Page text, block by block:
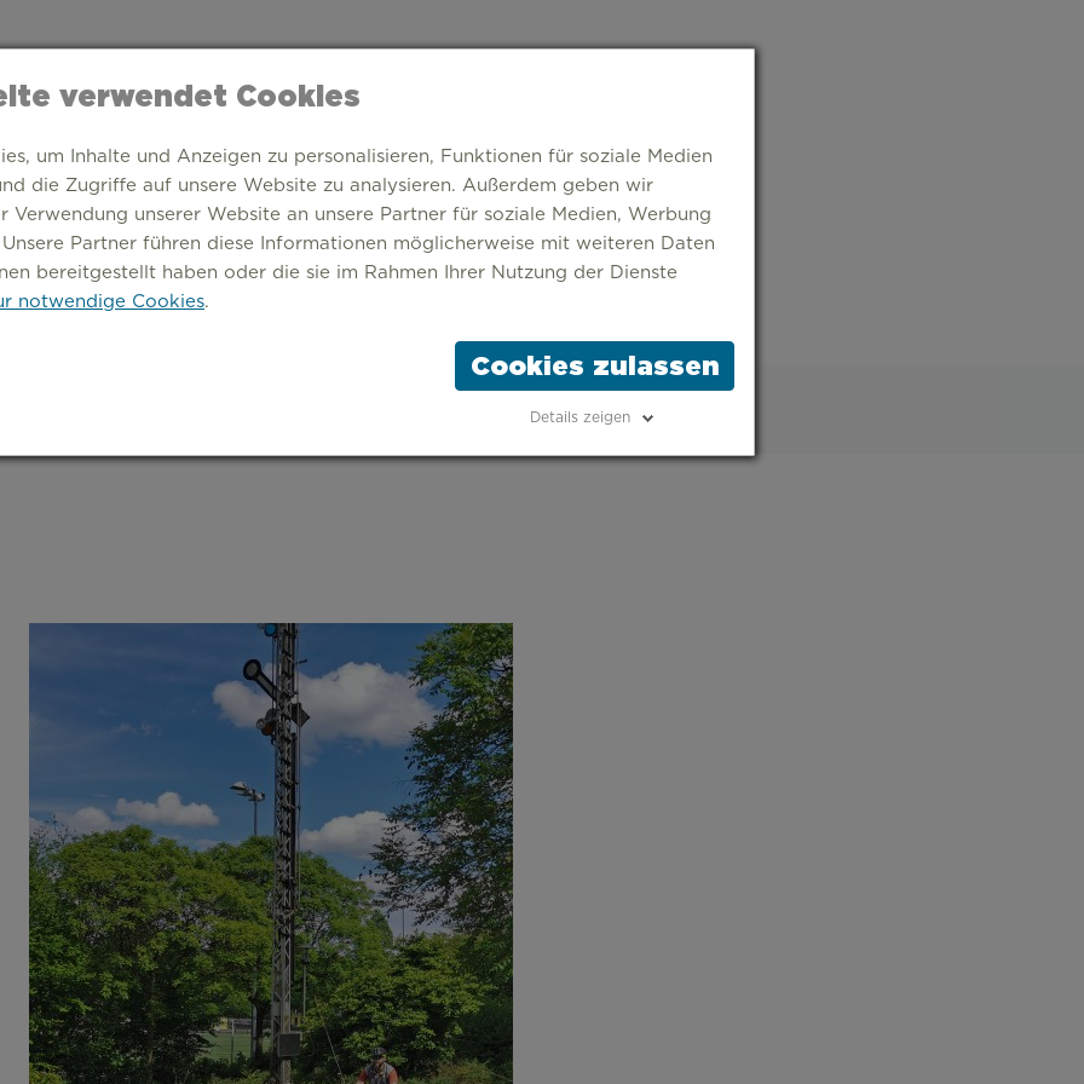
verwendet Cookies
um Inhalte und Anzeigen zu personalisieren, Funktionen für soziale Medien
die Zugriffe auf unsere Website zu analysieren. Außerdem geben wir
Verwendung unserer Website an unsere Partner für soziale Medien, Werbung
Partner führen diese Informationen möglicherweise mit weiteren Daten
bereitgestellt haben oder die sie im Rahmen Ihrer Nutzung der Dienste
notwendige Cookies.
Cookies zulassen
Details zeigen